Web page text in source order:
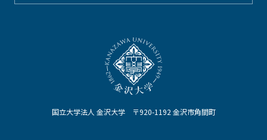
国立大学法人 金沢大学 〒920-1192 金沢市角間町